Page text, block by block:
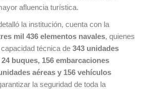
afluencia turística.
la institución, cuenta con la
mil 436 elementos navales, quienes
técnica de 343 unidades
buques, 156 embarcaciones
aéreas y 156 vehículos
la seguridad de toda la